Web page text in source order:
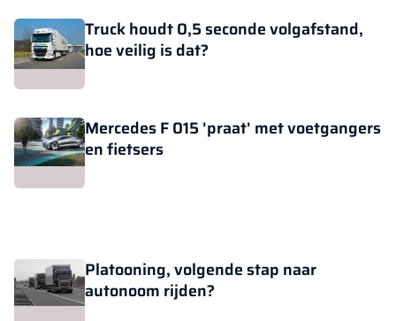
Truck houdt 0,5 seconde volgafstand,
hoe veilig is dat?
Mercedes F 015 'praat' met voetgangers
en fietsers
Platooning, volgende stap naar
autonoom rijden?